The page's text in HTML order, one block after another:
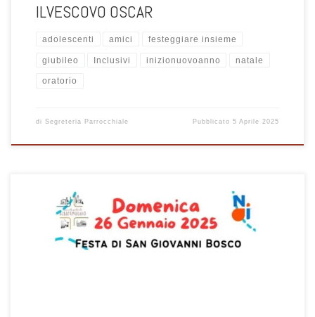
ILVESCOVO OSCAR
adolescenti amici festeggiare insieme
giubileo Inclusivi inizionuovoanno natale
oratorio
di Segreteria Parrocchiale Pubblicato5 Aprile 2025